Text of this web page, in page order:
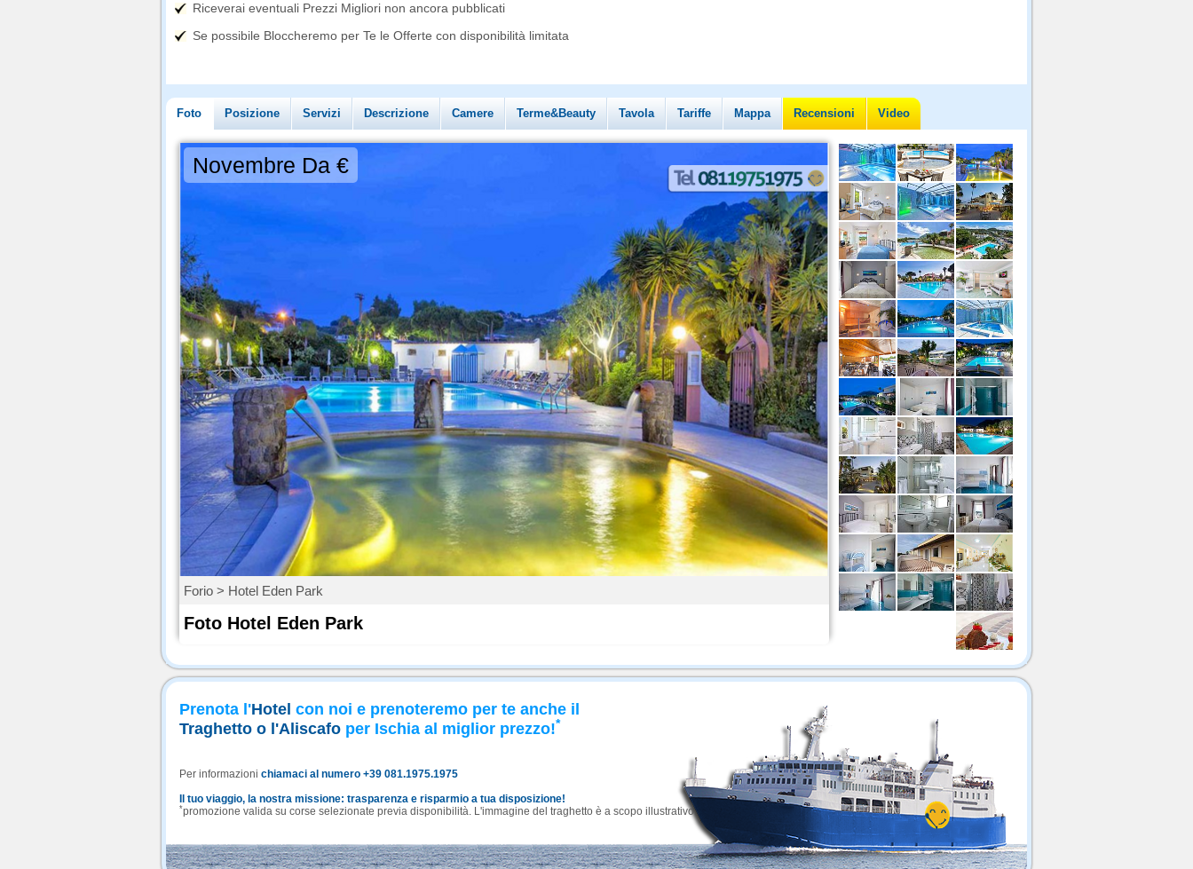
Riceverai eventuali Prezzi Migliori non ancora pubblicati
Se possibile Bloccheremo per Te le Offerte con disponibilità limitata
Foto Posizione Servizi Descrizione Camere Terme&Beauty Tavola Tariffe Mappa Recensioni Video
Novembre Da €
Forio > Hotel Eden Park
Foto Hotel Eden Park
Prenota l'Hotel con noi e prenoteremo per te anche il
Traghetto o l'Aliscafo per Ischia al miglior prezzo!*
Per informazioni chiamaci al numero +39 081.1975.1975
Il tuo viaggio, la nostra missione: trasparenza e risparmio a tua disposizione!
*promozione valida su corse selezionate previa disponibilità. L'immagine del traghetto è a scopo illustrativo.